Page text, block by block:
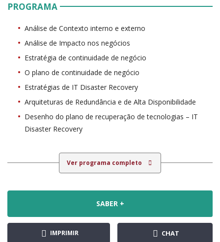
PROGRAMA
Análise de Contexto interno e externo
Análise de Impacto nos negócios
Estratégia de continuidade de negócio
O plano de continuidade de negócio
Estratégias de IT Disaster Recovery
Arquiteturas de Redundância e de Alta Disponibilidade
Desenho do plano de recuperação de tecnologias – IT
Disaster Recovery
Ver programa completo
SABER +
IMPRIMIR CHAT